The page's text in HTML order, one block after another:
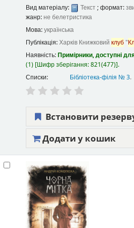
Вид матеріалу: Текст; формат:
жанр: не белетристика
Мова:українська
Публікація:Харків Книжковий клуб"
Наявність:Примірники, доступні
(1) Шифр зберігання:821(477) .
Списки:
Бібліотека-філія № 3.
Встановити
Додати у кошик